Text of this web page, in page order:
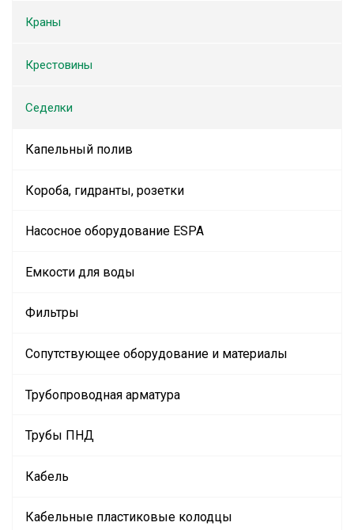
Краны
Крестовины
Седелки
Капельный полив
Короба, гидранты, розетки
Насосное оборудование ESPA
Емкости для воды
Фильтры
Сопутствующее оборудование и материалы
Трубопроводная арматура
Трубы ПНД
Кабель
Кабельные пластиковые колодцы